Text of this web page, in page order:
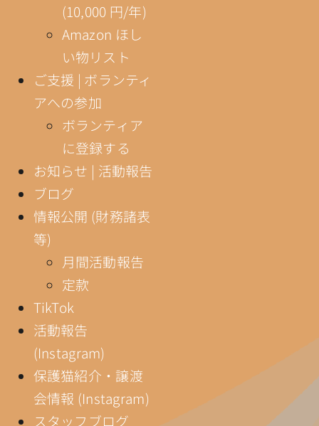
(10,000 円/年)
Amazon ほし
い物リスト
ご支援 | ボランティ
アへの参加
ボランティア
に登録する
お知らせ | 活動報告
ブログ
情報公開 (財務諸表
等)
月間活動報告
定款
TikTok
活動報告
(Instagram)
保護猫紹介・譲渡
会情報 (Instagram)
スタッフブログ